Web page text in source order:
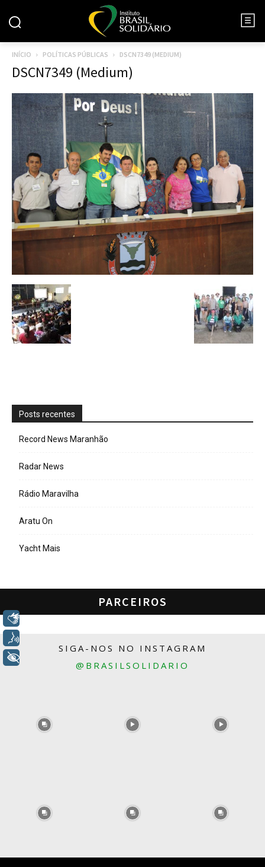
INÍCIO POLÍTICAS PÚBLICAS DSCN7349 (MEDIUM)
DSCN7349 (Medium)
Posts recentes
Record News Maranhão
Radar News
Rádio Maravilha
Aratu On
Yacht Mais
PARCEIROS
SIGA-NOS NO INSTAGRAM
@BRASILSOLIDARIO
Libras